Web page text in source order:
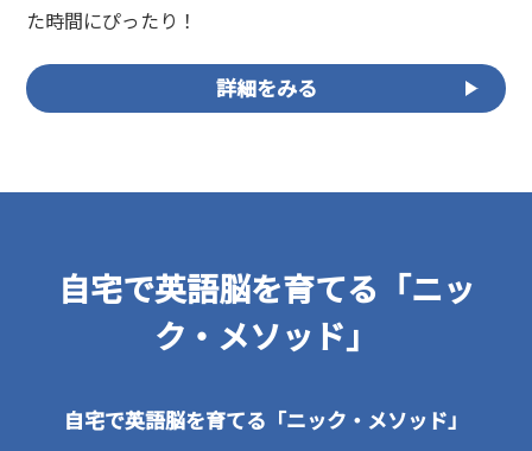
た時間にぴったり！
詳細をみる
自宅で英語脳を育てる「ニッ
ク・メソッド」
自宅で英語脳を育てる「ニック・メソッド」